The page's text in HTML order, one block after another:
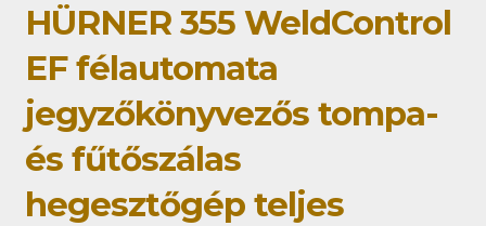
HÜRNER 355 WeldControl
EF félautomata
jegyzőkönyvezős tompa-
és fűtőszálas
hegesztőgép teljes